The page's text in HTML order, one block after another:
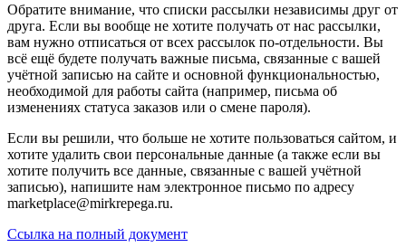
Обратите внимание, что списки рассылки независимы друг от
друга. Если вы вообще не хотите получать от нас рассылки,
вам нужно отписаться от всех рассылок по-отдельности. Вы
всё ещё будете получать важные письма, связанные с вашей
учётной записью на сайте и основной функциональностью,
необходимой для работы сайта (например, письма об
изменениях статуса заказов или о смене пароля).
Если вы решили, что больше не хотите пользоваться сайтом, и
хотите удалить свои персональные данные (а также если вы
хотите получить все данные, связанные с вашей учётной
записью), напишите нам электронное письмо по адресу
marketplace@mirkrepega.ru.
Ссылка на полный документ